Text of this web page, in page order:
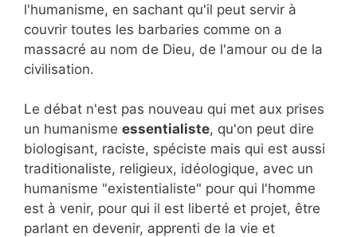
l'humanisme, en sachant qu'il peut servir à
couvrir toutes les barbaries comme on a
massacré au nom de Dieu, de l'amour ou de la
civilisation.
Le débat n'est pas nouveau qui met aux prises
un humanisme essentialiste, qu'on peut dire
biologisant, raciste, spéciste mais qui est aussi
traditionaliste, religieux, idéologique, avec un
humanisme "existentialiste" pour qui l'homme
est à venir, pour qui il est liberté et projet, être
parlant en devenir, apprenti de la vie et